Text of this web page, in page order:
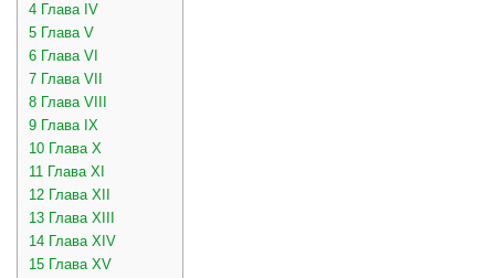
4 Глава IV
5 Глава V
6 Глава VI
7 Глава VII
8 Глава VIII
9 Глава IX
10 Глава Х
11
Глава XI
12 Глава XII
13 Глава XIII
14 Глава XIV
15 Глава XV